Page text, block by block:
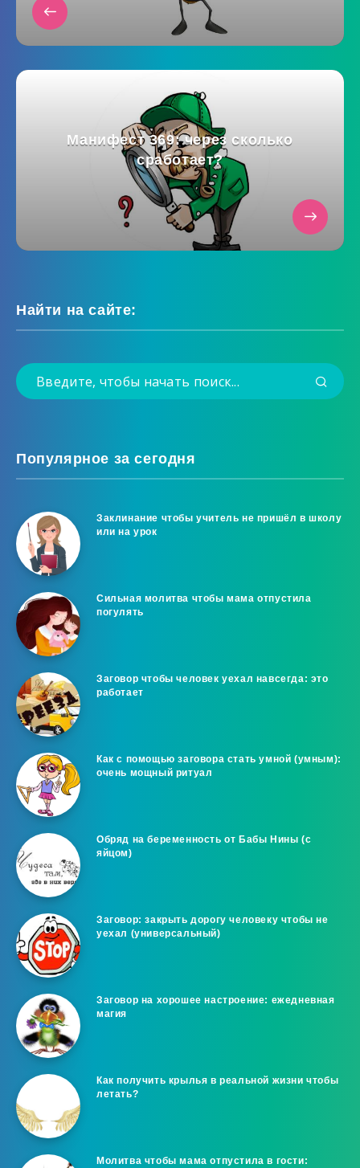
Манифест 369: через сколько
сработает?
Найти на сайте:
Популярное за сегодня
Заклинание чтобы учитель не пришёл в школу
или на урок
Сильная молитва чтобы мама отпустила
погулять
Заговор чтобы человек уехал навсегда: это
работает
Как с помощью заговора стать умной (умным):
очень мощный ритуал
Обряд на беременность от Бабы Нины (с
яйцом)
Заговор: закрыть дорогу человеку чтобы не
уехал (универсальный)
Заговор на хорошее настроение: ежедневная
магия
Как получить крылья в реальной жизни чтобы
летать?
Молитва чтобы мама отпустила в гости: